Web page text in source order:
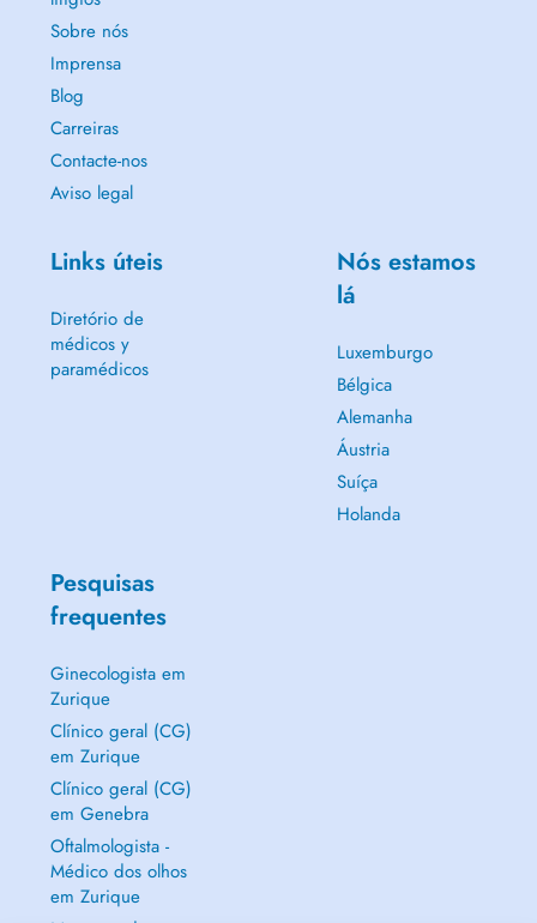
Sobre nós
Imprensa
Blog
Carreiras
Contacte-nos
Aviso legal
Links úteis
Diretório de
médicos y
paramédicos
Nós estamos
lá
Luxemburgo
Bélgica
Alemanha
Áustria
Suíça
Holanda
Pesquisas
frequentes
Ginecologista em
Zurique
Clínico geral (CG)
em Zurique
Clínico geral (CG)
em Genebra
Oftalmologista -
Médico dos olhos
em Zurique